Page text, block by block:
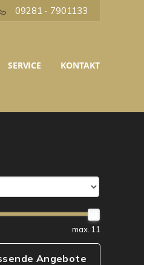
09281 - 7901133
SERVICE KONTAKT
max. 11
Angebote